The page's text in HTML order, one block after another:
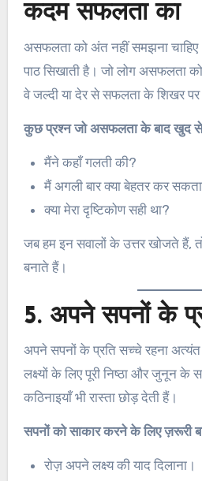
कदम सफलता का
असफलता को अंत नहीं समझना
पाठ सिखाती है। जो लोग असफलता
वे जल्दी या देर से सफलता के शिखर
कुछ प्रश्न जो असफलता के बाद खुद से
मैंने कहाँ गलती की?
मैं अगली बार क्या बेहतर कर
क्या मेरा दृष्टिकोण सही था?
जब हम इन सवालों के उत्तर खोजते हैं,
बनाते हैं।
5. अपने सपनों के
अपने सपनों के प्रति सच्चे रहना
लक्ष्यों के लिए पूरी निष्ठा और जुनून के
कठिनाइयाँ भी रास्ता छोड़ देती हैं।
सपनों को साकार करने के लिए ज़रूरी
रोज़ अपने लक्ष्य की याद दिलाना।